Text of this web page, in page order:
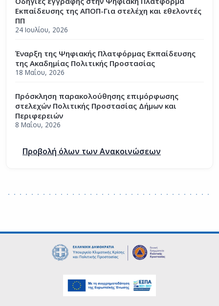
Εκπαίδευσης της ΑΠΟΠ-Για στελέχη και εθελοντές
ΠΠ
24 Ιουλίου, 2026
Έναρξη της Ψηφιακής Πλατφόρμας Εκπαίδευσης
της Ακαδημίας Πολιτικής Προστασίας
18 Μαΐου, 2026
Πρόσκληση παρακολούθησης επιμόρφωσης
στελεχών Πολιτικής Προστασίας Δήμων και
Περιφερειών
8 Μαΐου, 2026
Προβολή όλων των Ανακοινώσεων